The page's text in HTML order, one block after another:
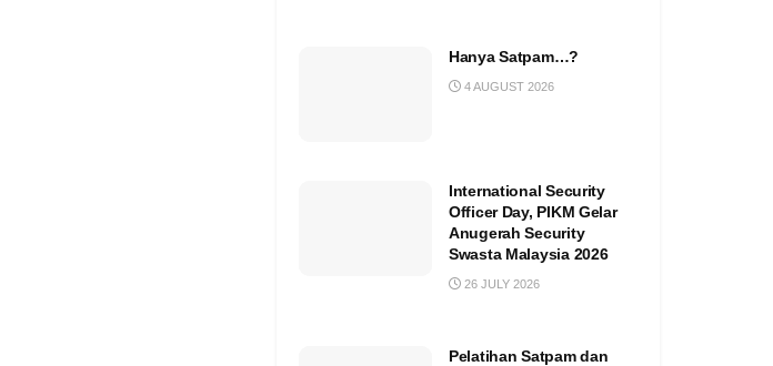
Hanya Satpam…?
4 AUGUST 2026
International Security
Officer Day, PIKM Gelar
Anugerah Security
Swasta Malaysia 2026
26 JULY 2026
Pelatihan Satpam dan